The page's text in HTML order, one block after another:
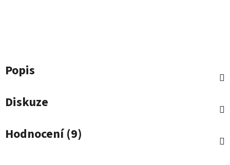
Popis
Diskuze
Hodnocení (9)